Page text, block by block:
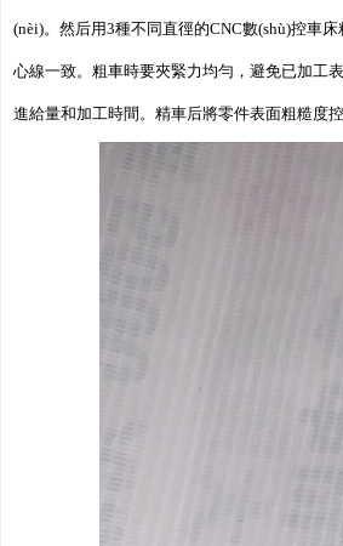
(nèi)。然后用3種不同直徑的CNC數(shù)控車床
心線一致。粗車時要夾緊力均勻，避免已
進給量和加工時間。精車后將零件表面粗糙度